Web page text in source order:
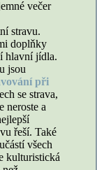
večer
stravu.
doplňky
hlavní jídla.
jsou
při
se strava,
neroste a
řeší. Také
všech
kulturistická